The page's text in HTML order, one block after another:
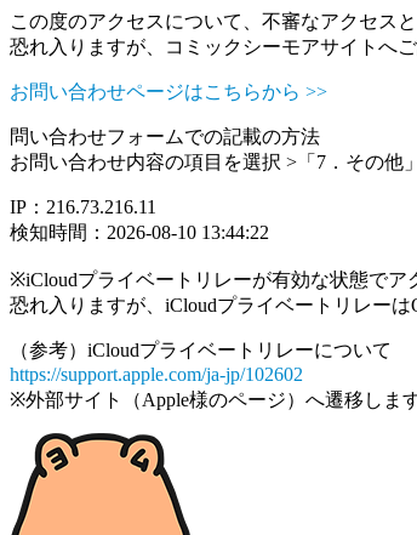
この度のアクセスについて、不審なアクセス
恐れ入りますが、コミックシーモアサイトへ
お問い合わせページはこちらから >>
問い合わせフォームでの記載の方法
お問い合わせ内容の項目を選択 >「7．その他
IP：216.73.216.11
検知時間：2026-08-10 13:44:22
※iCloudプライベートリレーが有効な状態でア
恐れ入りますが、iCloudプライベートリレーは
（参考）iCloudプライベートリレーについて
https://support.apple.com/ja-jp/102602
※外部サイト（Apple様のページ）へ遷移しま